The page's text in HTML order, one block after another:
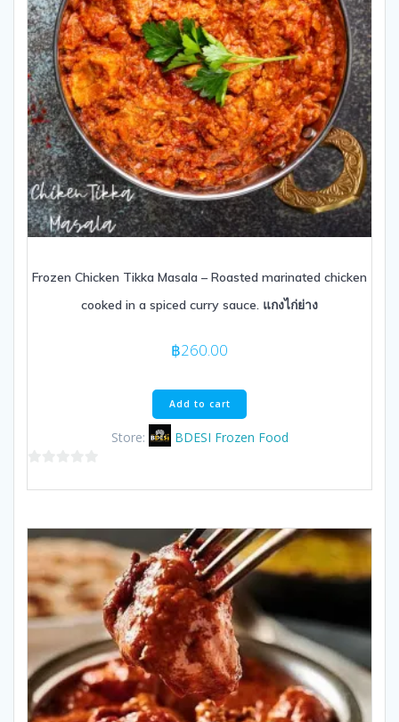
Frozen Chicken Tikka Masala – Roasted marinated chicken
cooked in a spiced curry sauce. แกงไก่ย่าง
฿260.00
Add to cart
Store: BDESI Frozen Food